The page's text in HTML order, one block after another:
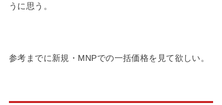
うに思う。
参考までに新規・MNPでの一括価格を見て欲しい。